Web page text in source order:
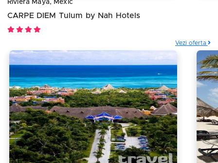
Riviera Maya, Mexic
CARPE DIEM Tulum by Nah Hotels
Vezi oferta